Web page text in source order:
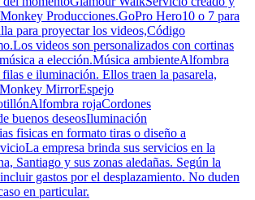
Producciones.GoPro Hero10 o 7 para
para proyectar los videos,Código
videos son personalizados con cortinas
a elección.Música ambienteAlfombra
filas e iluminación. Ellos traen la pasarela,
MirrorEspejo
rojaCordones
buenos deseosIluminación
fisicas en formato tiras o diseño a
empresa brinda sus servicios en la
Santiago y sus zonas aledañas. Según la
gastos por el desplazamiento. No duden
en particular.